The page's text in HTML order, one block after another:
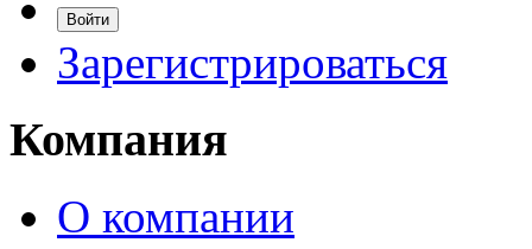
Зарегистрироваться
Компания
О компании